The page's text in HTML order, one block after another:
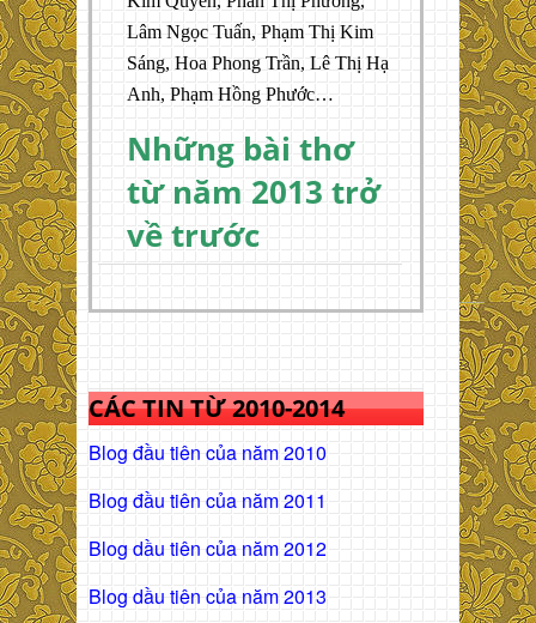
Lâm Ngọc Tuấn, Phạm Thị Kim
Sáng, Hoa Phong Trần, Lê Thị Hạ
Anh, Phạm Hồng Phước…
Những bài thơ
từ năm 2013 trở
về trước
CÁC TIN TỪ 2010-2014
Blog đầu tiên của năm 2010
Blog đầu tiên của năm 2011
Blog dầu tiên của năm 2012
Blog dầu tiên của năm 2013